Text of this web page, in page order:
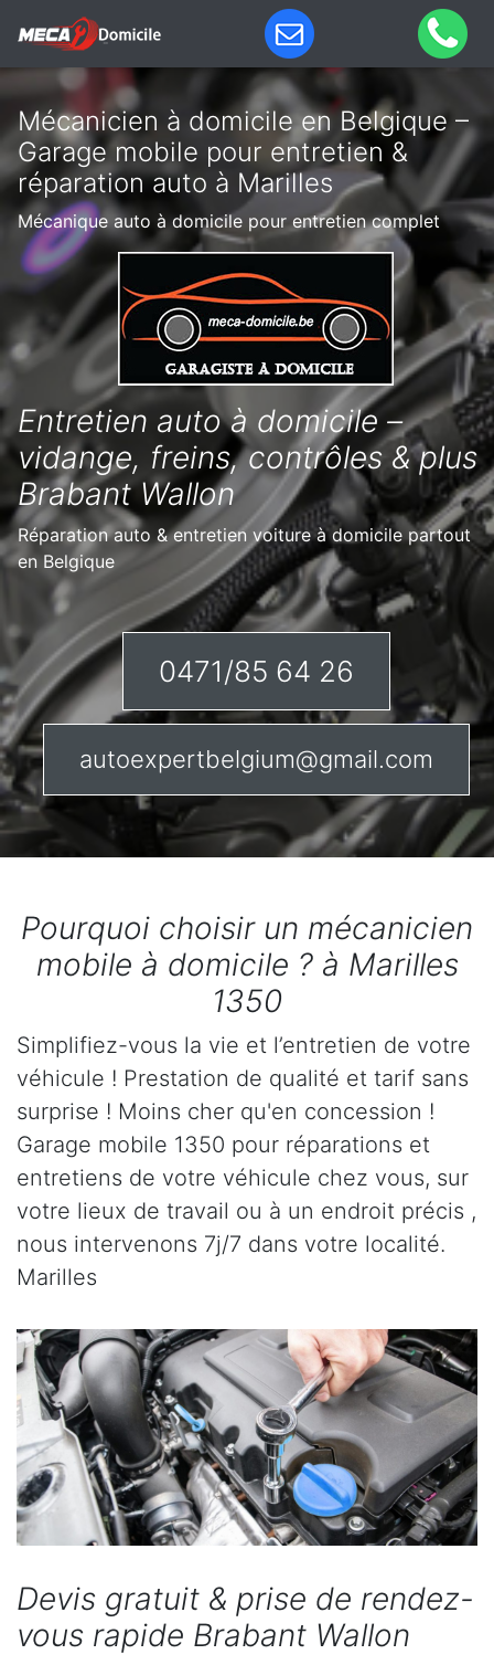
Mécanicien à domicile en Belgique –
Garage mobile pour entretien &
réparation auto à Marilles
Mécanique auto à domicile pour entretien complet
Entretien auto à domicile –
vidange, freins, contrôles & plus
Brabant Wallon
Réparation auto & entretien voiture à domicile partout
en Belgique
0471/85 64 26
autoexpertbelgium@gmail.com
Pourquoi choisir un mécanicien
mobile à domicile ? à Marilles
1350
Simplifiez-vous la vie et l’entretien de votre
véhicule ! Prestation de qualité et tarif sans
surprise ! Moins cher qu'en concession !
Garage mobile 1350 pour réparations et
entretiens de votre véhicule chez vous, sur
votre lieux de travail ou à un endroit précis ,
nous intervenons 7j/7 dans votre localité.
Marilles
Devis gratuit & prise de rendez-
vous rapide Brabant Wallon